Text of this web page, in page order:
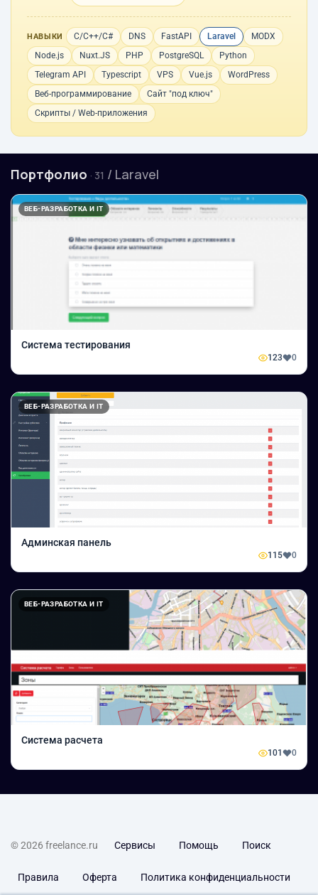
НАВЫКИ C/C++/C# DNS FastAPI Laravel
MODX
Node.js
Nuxt.JS PHP PostgreSQL
Python
Telegram API
Typescript VPS Vue.js
WordPress
Веб-программирование
Сайт "под ключ"
Скрипты / Web-приложения
Портфолио · 31 / Laravel
ВЕБ-РАЗРАБОТКА И IT
Система тестирования
123 0
ВЕБ-РАЗРАБОТКА И IT
Админская панель
115 0
ВЕБ-РАЗРАБОТКА И IT
Система расчета
101 0
© 2026 freelance.ru Сервисы Помощь Поиск
Правила Оферта Политика конфиденциальности